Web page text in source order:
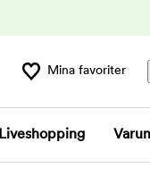
Mina favoriter
Liveshopping